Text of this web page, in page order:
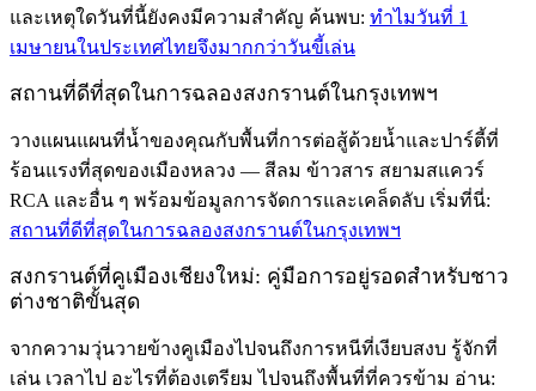
และเหตุใดวันที่นี้ยังคงมีความสำคัญ ค้นพบ: ทำไมวันที่ 1
เมษายนในประเทศไทยจึงมากกว่าวันขี้เล่น
สถานที่ดีที่สุดในการฉลองสงกรานต์ในกรุงเทพฯ
วางแผนแผนที่น้ำของคุณกับพื้นที่การต่อสู้ด้วยน้ำและปาร์ตี้ที่
ร้อนแรงที่สุดของเมืองหลวง — สีลม ข้าวสาร สยามสแควร์
RCA และอื่น ๆ พร้อมข้อมูลการจัดการและเคล็ดลับ เริ่มที่นี่:
สถานที่ดีที่สุดในการฉลองสงกรานต์ในกรุงเทพฯ
สงกรานต์ที่คูเมืองเชียงใหม่: คู่มือการอยู่รอดสำหรับชาว
ต่างชาติขั้นสุด
จากความวุ่นวายข้างคูเมืองไปจนถึงการหนีที่เงียบสงบ รู้จักที่
เล่น เวลาไป อะไรที่ต้องเตรียม ไปจนถึงพื้นที่ที่ควรข้าม อ่าน: